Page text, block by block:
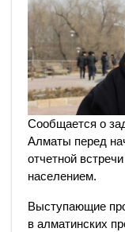
Сообщается о
Алматы перед
отчетной
населением.
Выступающие
в алматинских